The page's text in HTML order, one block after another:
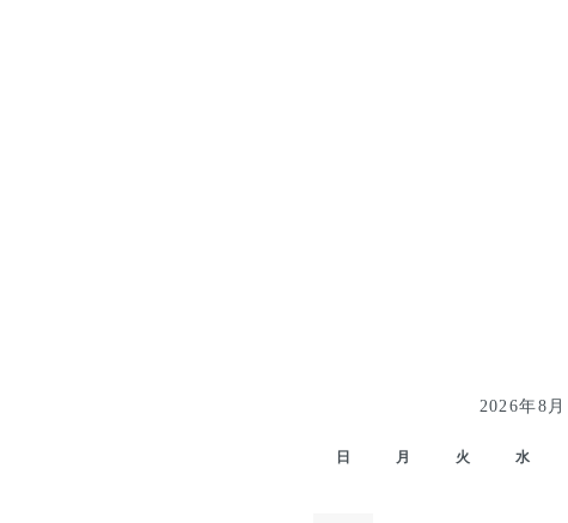
2026年8月
日 月 火 水